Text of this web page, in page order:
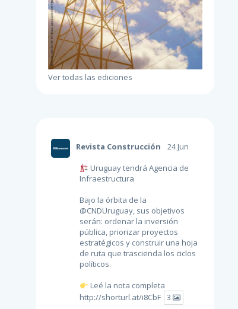
Ver todas las ediciones
Revista Construcción
24 Jun
Uruguay tendrá Agencia de
Infraestructura
Bajo la órbita de la
@CNDUruguay, sus objetivos
serán: ordenar la inversión
pública, priorizar proyectos
estratégicos y construir una hoja
de ruta que trascienda los ciclos
políticos.
Leé la nota completa
http://shorturl.at/i8CbF 3